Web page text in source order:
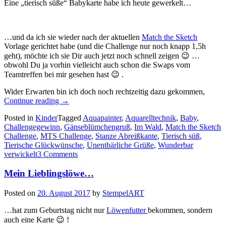
Eine „tierisch süße“ Babykarte habe ich heute gewerkelt…
…und da ich sie wieder nach der aktuellen Match the Sketch
Vorlage gerichtet habe (und die Challenge nur noch knapp 1,5h
geht), möchte ich sie Dir auch jetzt noch schnell zeigen 😉 …
obwohl Du ja vorhin vielleicht auch schon die Swaps vom
Teamtreffen bei mir gesehen hast 😉 .
Wider Erwarten bin ich doch noch rechtzeitig dazu gekommen,
Continue reading „Hallo
→
Posted in KinderTagged Aquapainter, Aquarelltechnik, Baby,
Challengegewinn, Gänseblümchengruß, Im Wald, Match the Sketch
Challenge, MTS Challenge, Stanze Abreißkante, Tierisch süß,
Tierische Glückwünsche, Unentbärliche Grüße, Wunderbar
verwickelt3 Comments
Mein Lieblingslöwe…
Posted on 20. August 2017 by StempelART
…hat zum Geburtstag nicht nurLöwenfutterbekommen, sondern
auch eine Karte 😉 !